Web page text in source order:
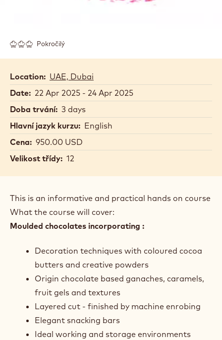
Pokročilý
Location: UAE, Dubai
Date: 22 Apr 2025 - 24 Apr 2025
Doba trvání: 3 days
Hlavní jazyk kurzu: English
Cena: 950.00 USD
Velikost třídy: 12
This is an informative and practical hands on course
What the course will cover:
Moulded chocolates incorporating :
Decoration techniques with coloured cocoa
butters and creative powders
Origin chocolate based ganaches, caramels,
fruit gels and textures
Layered cut - finished by machine enrobing
Elegant snacking bars
Ideal working and storage environments